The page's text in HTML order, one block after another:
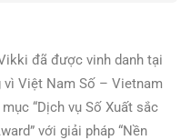
đã được vinh danh tại
vì Việt Nam Số – Vietnam
“Dịch vụ Số Xuất sắc
với giải pháp “Nền